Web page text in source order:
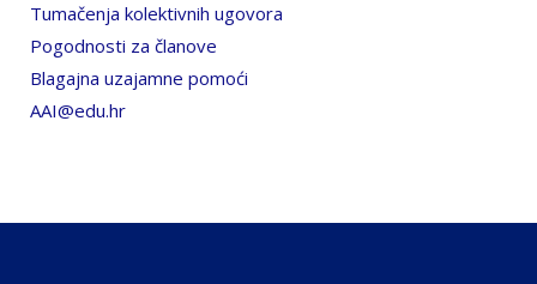
Tumačenja kolektivnih ugovora
Pogodnosti za članove
Blagajna uzajamne pomoći
AAI@edu.hr